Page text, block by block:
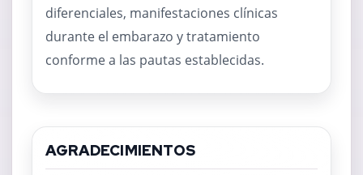
diferenciales, manifestaciones clínicas
durante el embarazo y tratamiento
conforme a las pautas establecidas.
AGRADECIMIENTOS